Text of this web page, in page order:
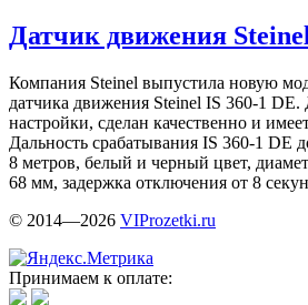
Датчик движения
Компания Steinel выпустила новую
датчика движения Steinel IS 360-1
настройки, сделан качественно и
Дальность срабатывания IS 360-1 DE
8 метров, белый и черный цвет,
68 мм, задержка отключения от 8
© 2014—2026 VIProzetki.ru
Принимаем к оплате: